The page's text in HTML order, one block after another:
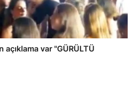
açıklama var "GÜRÜLTÜ